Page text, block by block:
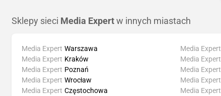
Sklepy sieci Media Expert w innych miastach
Media Expert Warszawa
Media Expert Kraków
Media Expert Poznań
Media Expert Wrocław
Media Expert
Media Expert
Media Expert
Media Expert
Media Expert Częstochowa
Media Expert